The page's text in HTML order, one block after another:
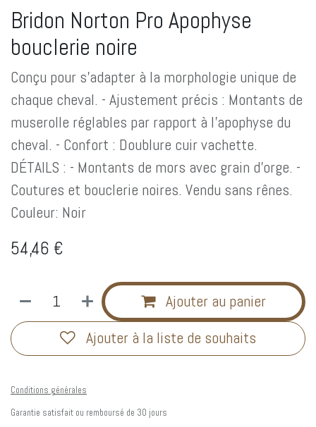
Bridon Norton Pro Apophyse
bouclerie noire
Conçu pour s'adapter à la morphologie unique de
chaque cheval. - Ajustement précis : Montants de
muserolle réglables par rapport à l'apophyse du
cheval. - Confort : Doublure cuir vachette.
DÉTAILS : - Montants de mors avec grain d'orge. -
Coutures et bouclerie noires. Vendu sans rênes.
Couleur: Noir
54,46 €
Ajouter au panier
Ajouter à la liste de souhaits
Conditions générales
Garantie satisfait ou remboursé de 30 jours